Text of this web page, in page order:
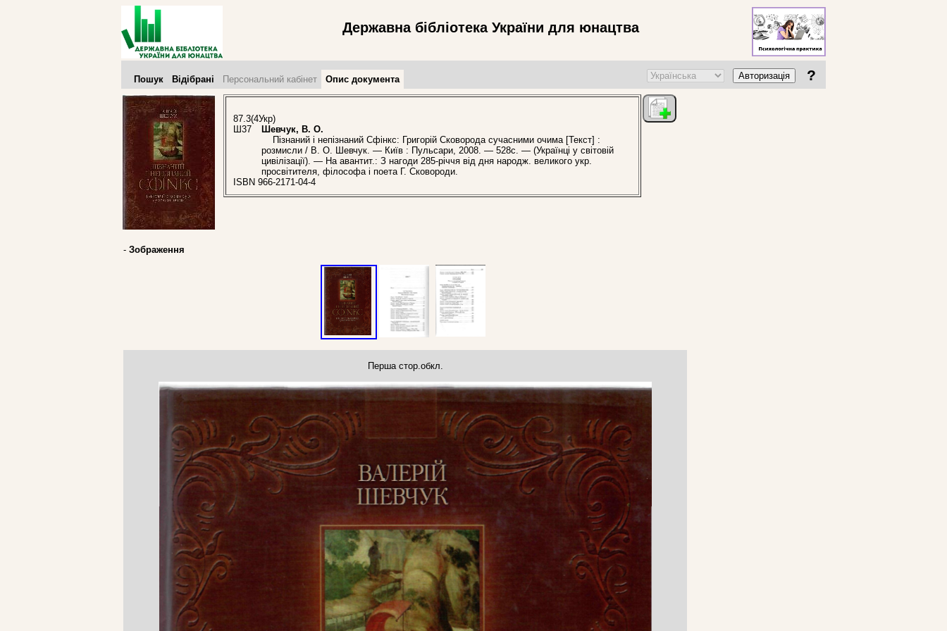
Державна бібліотека України для юнацтва
Пошук Відібрані Персональний кабінет Опис документа Авторизація ?
87.3(4Укр)
Ш37
Шевчук, В. О.
Пізнаний і непізнаний Сфінкс: Григорій Сковорода сучасними очима [Текст] :
розмисли / В. О. Шевчук. — Київ : Пульсари, 2008. — 528с. — (Українці у світовій
цивілізації). — На авантит.: З нагоди 285-річчя від дня народж. великого укр.
просвітителя, філософа і поета Г. Сковороди.
ISBN 966-2171-04-4
- Зображення
Перша стор.обкл.